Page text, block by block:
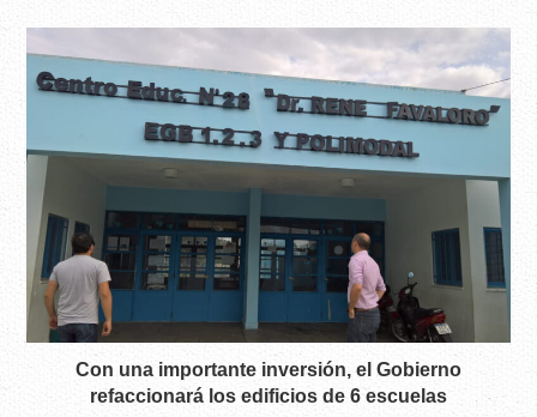
Con una importante inversión, el Gobierno
refaccionará los edificios de 6 escuelas